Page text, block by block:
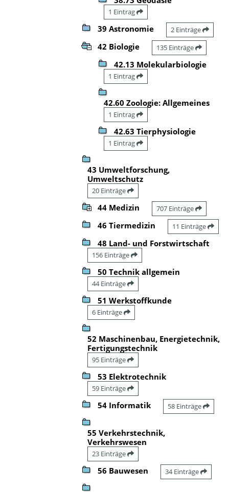
1 Eintrag
39 Astronomie 2 Einträge
42 Biologie 135 Einträge
42.13 Molekularbiologie
1 Eintrag
42.60 Zoologie: Allgemeines
1 Eintrag
42.63 Tierphysiologie
1 Eintrag
43 Umweltforschung,
Umweltschutz
20 Einträge
44 Medizin 707 Einträge
46 Tiermedizin 11 Einträge
48 Land- und Forstwirtschaft
156 Einträge
50 Technik allgemein
44 Einträge
51 Werkstoffkunde
6 Einträge
52 Maschinenbau, Energietechnik,
Fertigungstechnik
95 Einträge
53 Elektrotechnik
59 Einträge
54 Informatik 58 Einträge
55 Verkehrstechnik,
Verkehrswesen
23 Einträge
56 Bauwesen 34 Einträge